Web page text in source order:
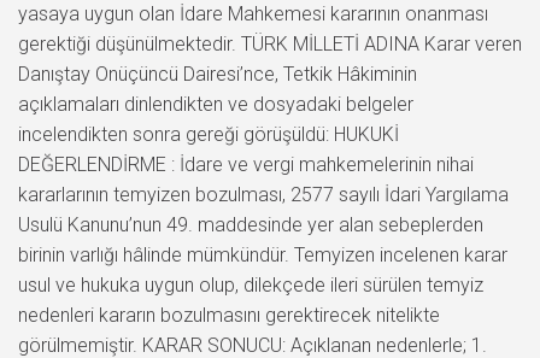
yasaya uygun olan İdare Mahkemesi kararının onanması
gerektiği düşünülmektedir. TÜRK MİLLETİ ADINA Karar veren
Danıştay Onüçüncü Dairesi’nce, Tetkik Hâkiminin
açıklamaları dinlendikten ve dosyadaki belgeler
incelendikten sonra gereği görüşüldü: HUKUKİ
DEĞERLENDİRME : İdare ve vergi mahkemelerinin nihai
kararlarının temyizen bozulması, 2577 sayılı İdari Yargılama
Usulü Kanunu’nun 49. maddesinde yer alan sebeplerden
birinin varlığı hâlinde mümkündür. Temyizen incelenen karar
usul ve hukuka uygun olup, dilekçede ileri sürülen temyiz
nedenleri kararın bozulmasını gerektirecek nitelikte
görülmemiştir. KARAR SONUCU: Açıklanan nedenlerle; 1.